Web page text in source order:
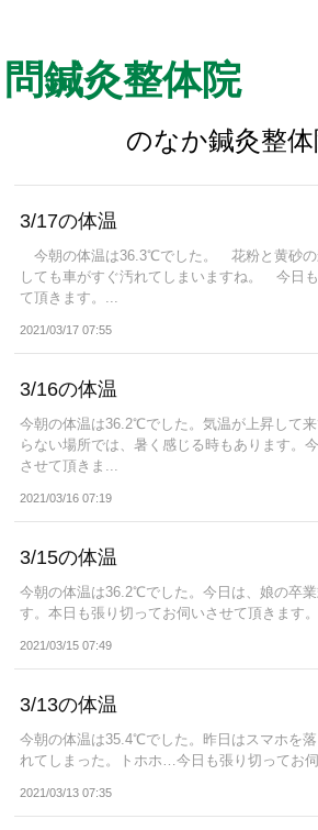
のな
問鍼灸整体院
のなか鍼灸整体
3/17の体温
今朝の体温は36.3℃でした。 花粉と黄砂の
しても車がすぐ汚れてしまいますね。 今日
て頂きます。...
2021/03/17 07:55
3/16の体温
今朝の体温は36.2℃でした。気温が上昇して
らない場所では、暑く感じる時もあります。
させて頂きま...
2021/03/16 07:19
3/15の体温
今朝の体温は36.2℃でした。今日は、娘の卒
す。本日も張り切ってお伺いさせて頂きます。
2021/03/15 07:49
3/13の体温
今朝の体温は35.4℃でした。昨日はスマホを
れてしまった。トホホ…今日も張り切ってお伺
2021/03/13 07:35